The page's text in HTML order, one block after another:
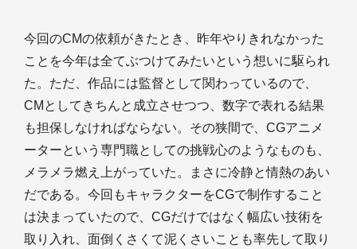
今回のCMの依頼がきたとき、昨年やりきれなかった
ことを今年は全てぶつけてみたいという想いに駆られ
た。ただ、作品には監督として関わっているので、
CMとしてきちんと成立させつつ、数字で表れる結果
も担保しなければならない。その狭間で、CGアニメ
ーターという専門職としての挑戦心のようなものも、
メラメラ燃え上がっていた。まさに冷静と情熱のあい
だである。今回もキャラクターをCGで制作すること
は決まっていたので、CGだけではなく幅広い技術を
取り入れ、面倒くさくて泥くさいことも率先して取り